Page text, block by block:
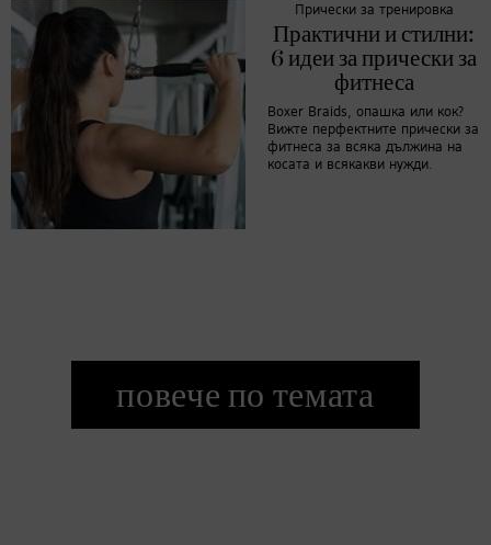
Прически за тренировка
Практични и стилни:
6 идеи за прически за
фитнеса
Boxer Braids, опашка или кок?
Вижте перфектните прически за
фитнеса за всяка дължина на
косата и всякакви нужди.
повече по темата